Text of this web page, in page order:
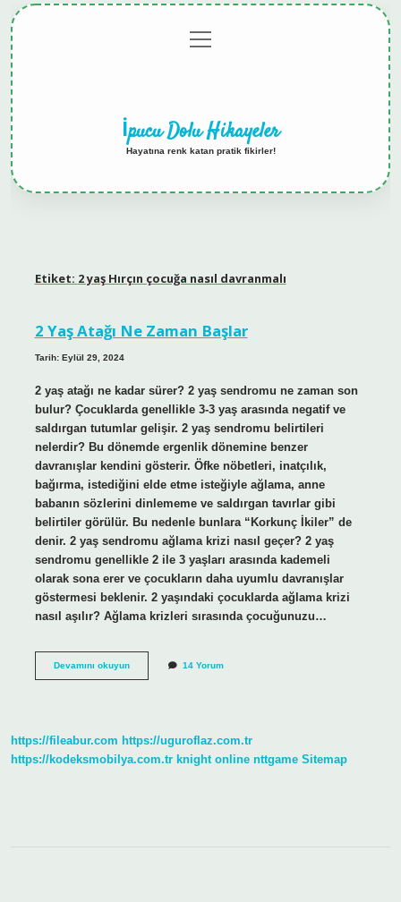
menüyü
aç
İpucu Dolu Hikayeler
Hayatına renk katan pratik fikirler!
Etiket: 2 yaş Hırçın çocuğa nasıl davranmalı
2 Yaş Atağı Ne Zaman Başlar
Tarih: Eylül 29, 2024
2 yaş atağı ne kadar sürer? 2 yaş sendromu ne zaman son
bulur? Çocuklarda genellikle 3-3 yaş arasında negatif ve
saldırgan tutumlar gelişir. 2 yaş sendromu belirtileri
nelerdir? Bu dönemde ergenlik dönemine benzer
davranışlar kendini gösterir. Öfke nöbetleri, inatçılık,
bağırma, istediğini elde etme isteğiyle ağlama, anne
babanın sözlerini dinlememe ve saldırgan tavırlar gibi
belirtiler görülür. Bu nedenle bunlara “Korkunç İkiler” de
denir. 2 yaş sendromu ağlama krizi nasıl geçer? 2 yaş
sendromu genellikle 2 ile 3 yaşları arasında kademeli
olarak sona erer ve çocukların daha uyumlu davranışlar
göstermesi beklenir. 2 yaşındaki çocuklarda ağlama krizi
nasıl aşılır? Ağlama krizleri sırasında çocuğunuzu…
Devamını okuyun2
14 Yorum
https://fileabur.com https://uguroflaz.com.tr
https://kodeksmobilya.com.tr knight online nttgame Sitemap